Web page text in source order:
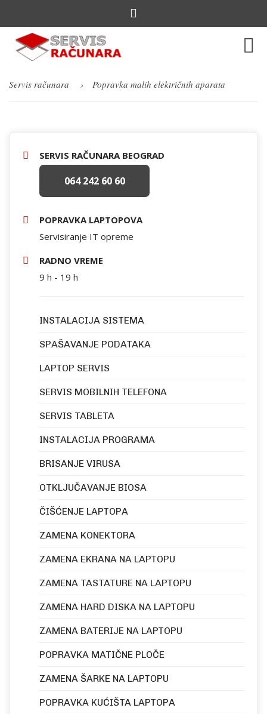
Servis računara Popravka malih električnih aparata
SERVIS RAČUNARA BEOGRAD
064 242 60 60
POPRAVKA LAPTOPOVA
Servisiranje IT opreme
RADNO VREME
9 h - 19 h
INSTALACIJA SISTEMA
SPAŠAVANJE PODATAKA
LAPTOP SERVIS
SERVIS MOBILNIH TELEFONA
SERVIS TABLETA
INSTALACIJA PROGRAMA
BRISANJE VIRUSA
OTKLJUČAVANJE BIOSA
ČIŠĆENJE LAPTOPA
ZAMENA KONEKTORA
ZAMENA EKRANA NA LAPTOPU
ZAMENA TASTATURE NA LAPTOPU
ZAMENA HARD DISKA NA LAPTOPU
ZAMENA BATERIJE NA LAPTOPU
POPRAVKA MATIČNE PLOČE
ZAMENA ŠARKE NA LAPTOPU
POPRAVKA KUĆIŠTA LAPTOPA